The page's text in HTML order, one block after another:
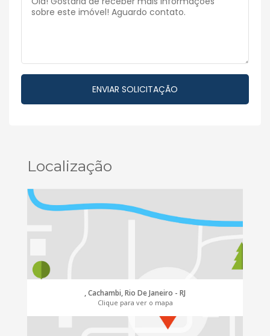
Localização
, Cachambi, Rio De Janeiro - RJ
Clique para ver o mapa